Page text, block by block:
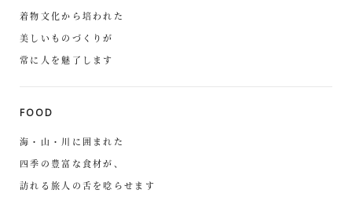
着物文化から培われた
美しいものづくりが
常に人を魅了します
FOOD
海・山・川に囲まれた
四季の豊富な食材が、
訪れる旅人の舌を唸らせます